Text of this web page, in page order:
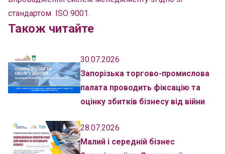
стандартом ISO 9001.
Також читайте
30.07.2026
Запорізька торгово-промислова
палата проводить фіксацію та
оцінку збитків бізнесу від війни
28.07.2026
Малий і середній бізнес